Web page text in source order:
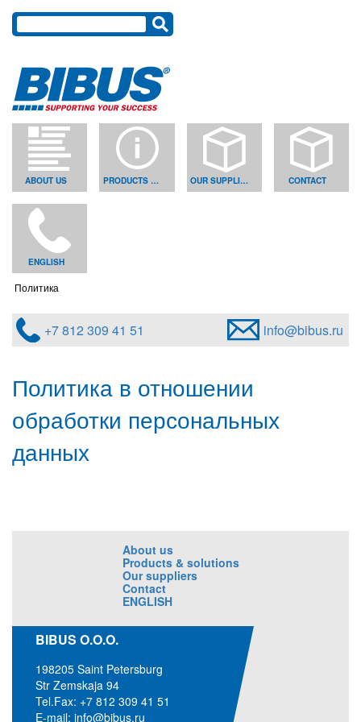
ABOUT US PRODUCTS & SOLUTIONS OUR SUPPLIERS CONTACT
ENGLISH
Политика
+7 812 309 41 51 info@bibus.ru
Политика в отношении
обработки персональных
данных
BIBUS O.O.O.
198205 Saint Petersburg
Str Zemskaja 94
Tel.Fax: +7 812 309 41 51
E-mail: info@bibus.ru
About us
Products & solutions
Our suppliers
Contact
ENGLISH